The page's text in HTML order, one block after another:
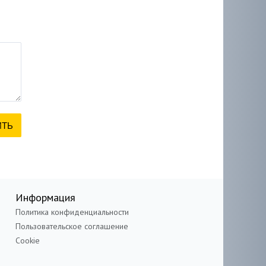
Информация
Политика конфиденциальности
Пользовательское соглашение
Cookie